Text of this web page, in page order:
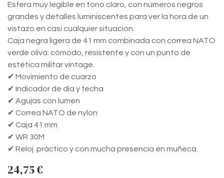
Esfera muy legible en tono claro, con números negros
grandes y detalles luminiscentes para ver la hora de un
vistazo en casi cualquier situación.
Caja negra ligera de 41 mm combinada con correa NATO
verde oliva: cómodo, resistente y con un punto de
estética militar vintage.
✔ Movimiento de cuarzo
✔ Indicador de día y fecha
✔ Agujas con lumen
✔ Correa NATO de nylon
✔ Caja 41 mm
✔ WR 30M
✔ Reloj práctico y con mucha presencia en muñeca.
24,75€